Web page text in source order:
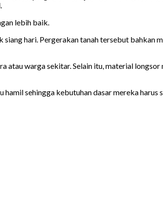
lebih baik.
hari. Pergerakan tanah tersebut bahkan
atau warga sekitar. Selain itu, material
sehingga kebutuhan dasar mereka harus